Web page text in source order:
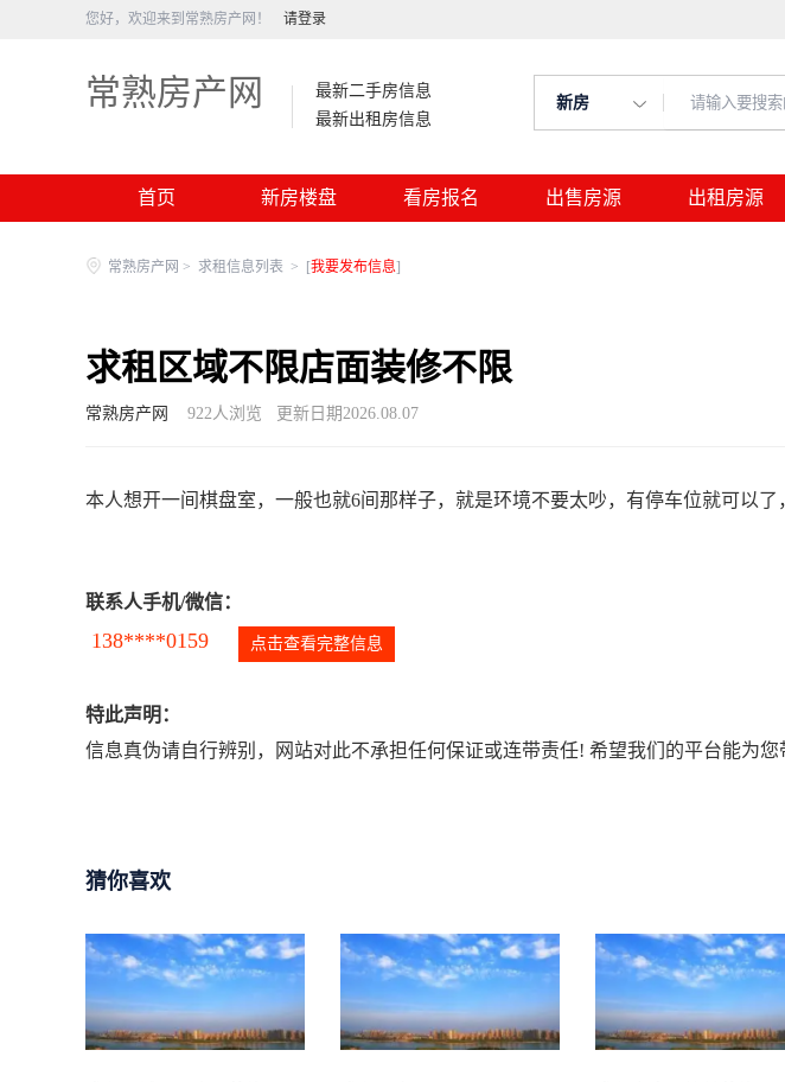
您好，欢迎来到常熟房产网！ 请登录
常熟房产网
最新二手房信息
最新出租房信息
新房
首页 新房楼盘 看房报名 出售房源 出租房源
常熟房产网 > 求租信息列表 > [我要发布信息]
求租区域不限店面装修不限
常熟房产网 922人浏览 更新日期2026.08.07
本人想开一间棋盘室，一般也就6间那样子，就是环境不要太吵，有停车位就可以了
联系人手机/微信：
138****0159 点击查看完整信息
特此声明：
信息真伪请自行辨别，网站对此不承担任何保证或连带责任! 希望我们的平台能为您
猜你喜欢